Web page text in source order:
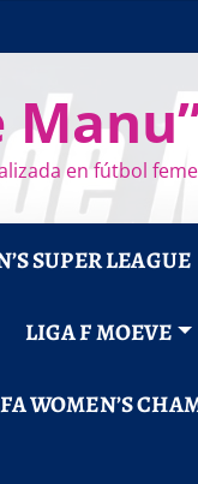
en fútbol
SUPER LEAGUE
LIGA F MOEVE
WOMEN’S